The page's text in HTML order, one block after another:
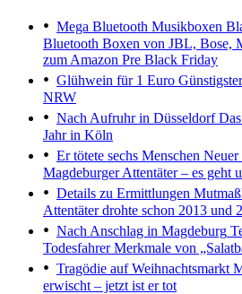
Mega Bluetooth Musikboxen
Bluetooth Boxen von JBL, Bose,
zum Amazon Pre Black Friday
Glühwein für 1 Euro
NRW
Nach Aufruhr in DüsseldorfDas
Jahr in Köln
Er tötete sechs Menschen Neuer
Magdeburger Attentäter – es geht
Details zu Ermittlungen
Attentäter drohte schon 2013 und
Nach Anschlag in Magdeburg
Todesfahrer Merkmale von
Tragödie auf Weihnachtsmarkt
erwischt – jetzt ist er tot